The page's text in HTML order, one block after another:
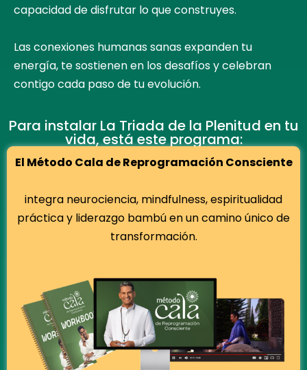
capacidad de disfrutar lo que construyes.
Las conexiones humanas sanas expanden tu
energía, te sostienen en los desafíos y celebran
contigo cada paso de tu evolución.
Para instalar La Triada de la Plenitud en tu
vida, está este programa:
El Método Cala de Reprogramación Consciente
integra neurociencia, mindfulness, espiritualidad
práctica y liderazgo bambú en un camino único de
transformación.